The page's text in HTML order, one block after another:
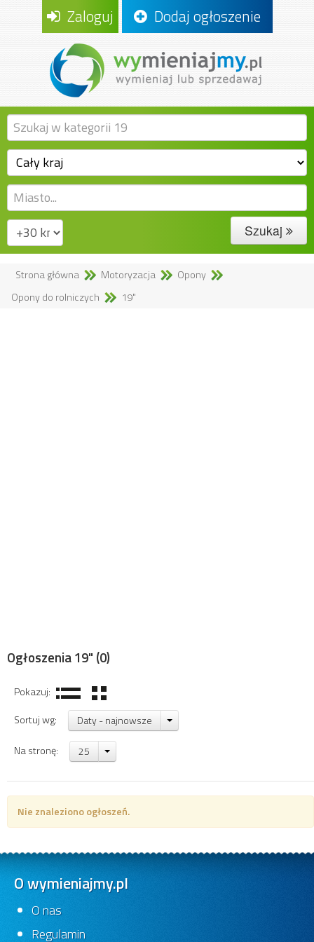
Zaloguj Dodaj ogłoszenie
Szukaj
Strona główna Motoryzacja
Opony
Opony do rolniczych
19"
Ogłoszenia 19" (0)
Pokazuj:
Sortuj wg:
Daty - najnowsze
Na stronę: 25
Nie znaleziono ogłoszeń.
O wymieniajmy.pl
O nas
Regulamin